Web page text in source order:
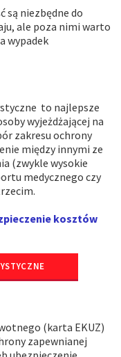
są niezbędne do
ale poza nimi warto
wypadek
to najlepsze
wyjeżdżającej na
zakresu ochrony
między innymi ze
(zwykle wysokie
medycznego czy
kosztów
(karta EKUZ)
zapewnianej